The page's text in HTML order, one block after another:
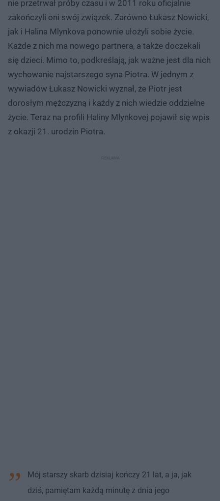
nie przetrwał próby czasu i w 2011 roku oficjalnie
zakończyli oni swój związek. Zarówno Łukasz Nowicki,
jak i Halina Mlynkova ponownie ułożyli sobie życie.
Każde z nich ma nowego partnera, a także doczekali
się dzieci. Mimo to, podkreślają, jak ważne jest dla nich
wychowanie najstarszego syna Piotra. W jednym z
wywiadów Łukasz Nowicki wyznał, że Piotr jest
dorosłym mężczyzną i każdy z nich wiedzie oddzielne
życie. Teraz na profili Haliny Mlynkovej pojawił się wpis
z okazji 21. urodzin Piotra.
Mój starszy skarb dzisiaj kończy 21 lat, a ja, jak
dziś, pamiętam każdą minutę z dnia jego